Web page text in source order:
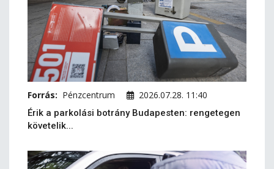
Forrás: Pénzcentrum 2026.07.28. 11:40
Érik a parkolási botrány Budapesten: rengetegen
követelik...